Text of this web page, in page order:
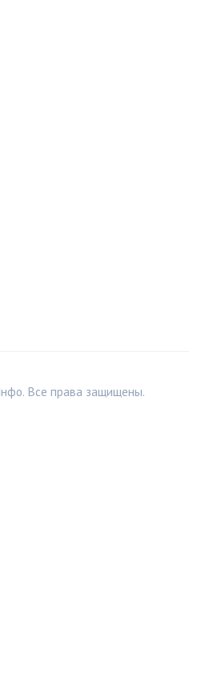
Все права защищены.